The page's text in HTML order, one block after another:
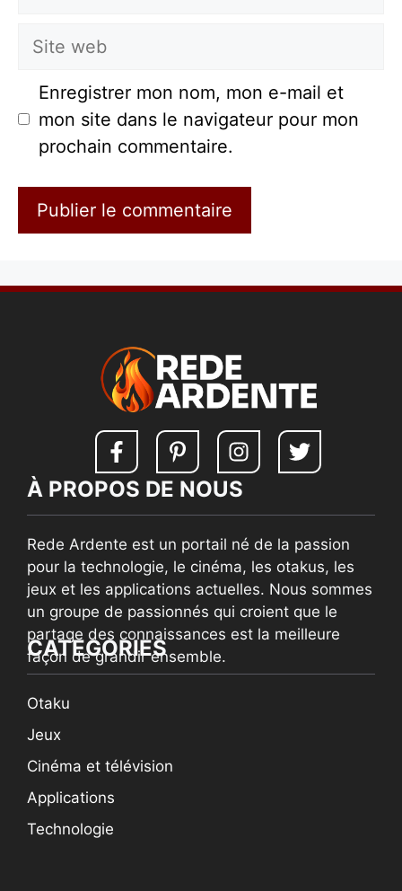
Site
Enregistrer mon nom, mon e-mail et
mon site dans le navigateur pour mon
prochain commentaire.
À PROPOS DE NOUS
Rede Ardente est un portail né de la passion
pour la technologie, le cinéma, les otakus, les
jeux et les applications actuelles. Nous sommes
un groupe de passionnés qui croient que le
partage des connaissances est la meilleure
façon de grandir ensemble.
CATEGORIES
Otaku
Jeux
Cinéma et télévision
Applications
Technologie